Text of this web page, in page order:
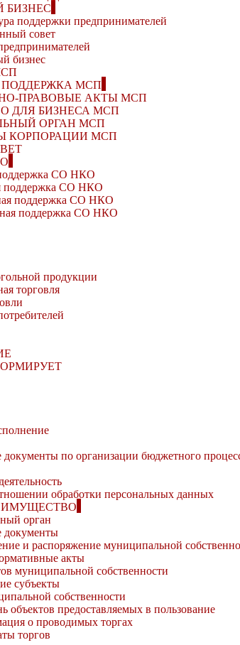
БИЗНЕС
поддержки предпринимателей
совет
бизнес
МСП
ПРАВОВЫЕ АКТЫ МСП
ДЛЯ БИЗНЕСА МСП
ОРГАН МСП
КОРПОРАЦИИ МСП
СО НКО
поддержка СО НКО
поддержка СО НКО
поддержка СО НКО
продукции
торговля
по организации бюджетного
обработки персональных данных
орган
документы
и распоряжение муниципальной
акты
муниципальной собственности
субъекты
собственности
объектов предоставляемых в пользование
о проводимых торгах
торгов